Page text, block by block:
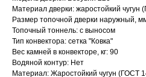
Материал дверки: жаростойкий чугун
Размер топочной дверки наружный,
Топочный тоннель: с выносом
Тип конвектора: cетка "Ковка"
Вес камней в конвекторе, кг: 90
Водяной контур: Нет
Материал: Жаростойкий чугун (ГОСТ